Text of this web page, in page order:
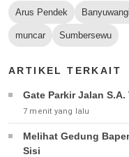
Arus Pendek Banyuwangi
muncar Sumbersewu
ARTIKEL TERKAIT
Gate Parkir Jalan
7 menit yang lalu
Melihat Gedung
Sisi